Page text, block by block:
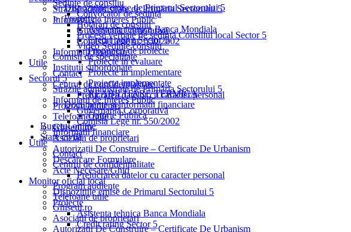
Dispozitiile emise de Primarul Sectorului 5
Proiecte
Asistenta tehnica Banca Mondiala
Credit rating Sector 5
Propuneri de proiecte
Proiecte in evaluare
Proiecte in implementare
Proiecte implementate
REABILITARE TERMICA
Documente si informatii financiare
Datorie Publica
Bugetul online
Stare civilă
Străzile administrate de Primăria Sectorului 5
Informații de Interes Public
Guvernanță Corporativă
Comisia Lege nr. 550/2002
Informații financiare
Utile
Contact
Centrul de confidențialitate
Prelucrarea datelor cu caracter personal
Program audiențe
Telefoane utile
Ghișeul.ro
Asociații de proprietari
Autorizații De Construire – Certificate De Urbanism
Descărcare Formulare
Acte Necesare/Ghid
Monitor oficial local
Dispozitiile emise de Primarul Sectorului 5
Proiecte
Asistenta tehnica Banca Mondiala
Credit rating Sector 5
Ședințe de consiliu
Convocator de ședință
Hotărâri de consiliu
Procese verbale de ședință Consiliul local Sector 5
Video Ședințe consiliu
Comisii de specialitate
Institutii subordonate
Sectorul 5
Străzile administrate de Primăria Sectorului 5
Informații de Interes Public
Guvernanță Corporativă
Comisia Lege nr. 550/2002
Informații financiare
Utile
Contact
Centrul de confidențialitate
Prelucrarea datelor cu caracter personal
Program audiențe
Telefoane utile
Ghișeul.ro
Asociații de proprietari
Autorizații De Construire – Certificate De Urbanism